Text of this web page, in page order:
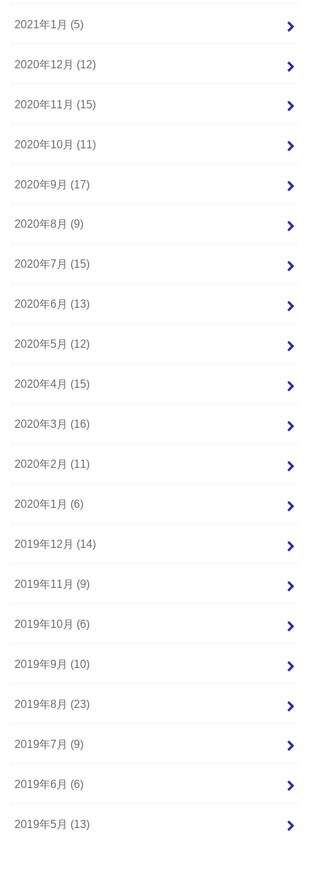
2021年1月 (5)
2020年12月 (12)
2020年11月 (15)
2020年10月 (11)
2020年9月 (17)
2020年8月 (9)
2020年7月 (15)
2020年6月 (13)
2020年5月 (12)
2020年4月 (15)
2020年3月 (16)
2020年2月 (11)
2020年1月 (6)
2019年12月 (14)
2019年11月 (9)
2019年10月 (6)
2019年9月 (10)
2019年8月 (23)
2019年7月 (9)
2019年6月 (6)
2019年5月 (13)